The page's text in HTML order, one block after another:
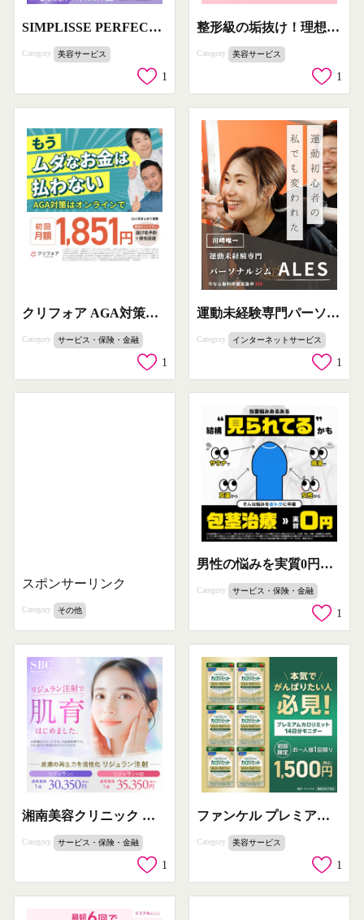
SIMPLISSE PERFECT SET 大人女性向けダイエットサポート
Category 美容サービス
1
整形級の垢抜け！理想のEラインを目指す美容施術
Category 美容サービス
1
クリフォア AGA対策オンライン診療サービス
Category サービス・保険・金融
1
運動未経験専門パーソナルジムALES無料体験
Category インターネットサービス
1
スポンサーリンク
Category その他
男性の悩みを実質0円で解決する包茎治療
Category サービス・保険・金融
1
湘南美容クリニック リジュラン注射による肌育
Category サービス・保険・金融
1
ファンケル プレミアム カロリミット 14日分モニター体験
Category 美容サービス
1